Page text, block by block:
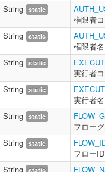
String static
権限者
String static
権限者名
String static
実行者
String static
実行者名
String static
フロー
String static
フローID
String static